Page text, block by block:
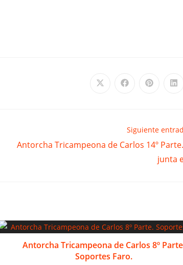
Se Se Se Se
Siguiente
Antorcha Tricampeona de Carlos 14º
junta
Antorcha Tricampeona de Carlos 8º
Soportes Faro.